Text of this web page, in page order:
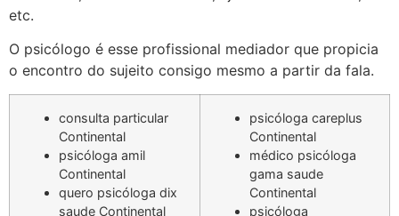
etc.
O psicólogo é esse profissional mediador que propicia
o encontro do sujeito consigo mesmo a partir da fala.
consulta particular
Continental
psicóloga amil
Continental
quero psicóloga dix
saude Continental
psicóloga careplus
Continental
médico psicóloga
gama saude
Continental
psicóloga